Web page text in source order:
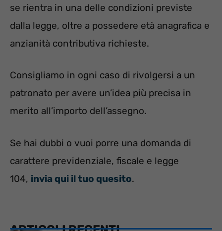
se rientra in una delle condizioni previste
dalla legge, oltre a possedere età anagrafica e
anzianità contributiva richieste.
Consigliamo in ogni caso di rivolgersi a un
patronato per avere un’idea più precisa in
merito all’importo dell’assegno.
Se hai dubbi o vuoi porre una domanda di
carattere previdenziale, fiscale e legge
104, invia qui il tuo quesito.